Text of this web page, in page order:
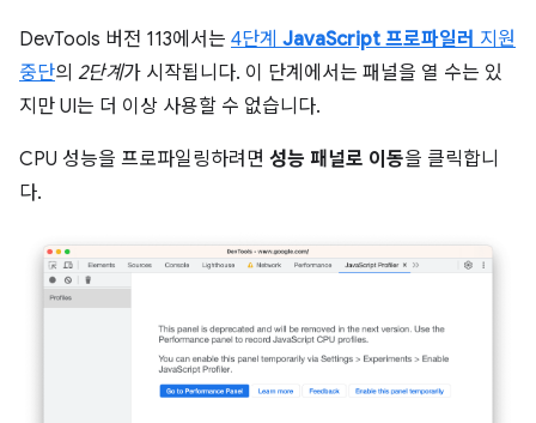
DevTools 버전 113에서는 4단계 JavaScript 프로파일러 지원
중단의 2단계가 시작됩니다. 이 단계에서는 패널을 열 수는 있
지만 UI는 더 이상 사용할 수 없습니다.
CPU 성능을 프로파일링하려면 성능 패널로 이동을 클릭합니
다.